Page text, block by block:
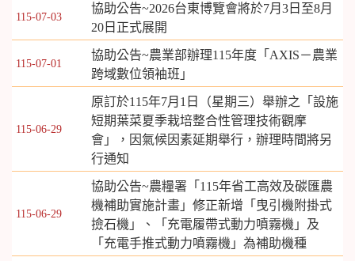
115-07-03
協助公告~2026台東博覽會將於7月3日至8月
20日正式展開
115-07-01
協助公告~農業部辦理115年度「AXIS－農業
跨域數位領袖班」
115-06-29
原訂於115年7月1日（星期三）舉辦之「設施
短期葉菜夏季栽培整合性管理技術觀摩
會」，因氣候因素延期舉行，辦理時間將另
行通知
115-06-29
協助公告~農糧署「115年省工高效及碳匯農
機補助實施計畫」修正新增「曳引機附掛式
撿石機」、「充電履帶式動力噴霧機」及
「充電手推式動力噴霧機」為補助機種